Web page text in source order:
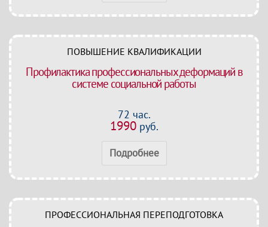
ПОВЫШЕНИЕ КВАЛИФИКАЦИИ
Профилактика профессиональных деформаций в
системе социальной работы
72 час.
1990руб.
Подробнее
ПРОФЕССИОНАЛЬНАЯ ПЕРЕПОДГОТОВКА